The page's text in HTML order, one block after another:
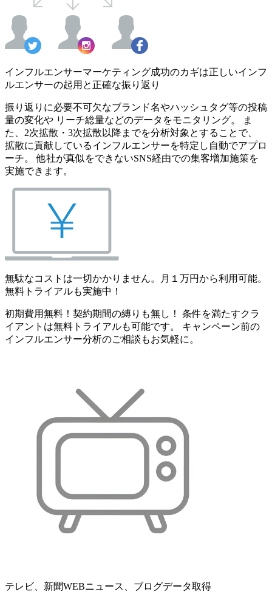
インフルエンサーマーケティング成功のカギは正しいインフ
ルエンサーの起用と正確な振り返り
振り返りに必要不可欠なブランド名やハッシュタグ等の投稿
量の変化や リーチ総量などのデータをモニタリング。 ま
た、2次拡散・3次拡散以降までを分析対象とすることで、
拡散に貢献しているインフルエンサーを特定し自動でアプロ
ーチ。 他社が真似をできないSNS経由での集客増加施策を
実施できます。
無駄なコストは一切かかりません。月１万円から利用可能。
無料トライアルも実施中！
初期費用無料！契約期間の縛りも無し！ 条件を満たすクラ
イアントは無料トライアルも可能です。 キャンペーン前の
インフルエンサー分析のご相談もお気軽に。
テレビ、新聞WEBニュース、ブログデータ取得